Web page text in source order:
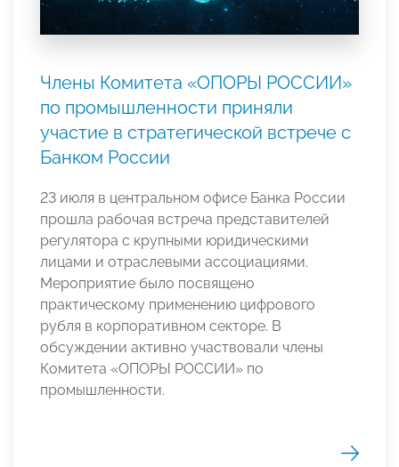
Члены Комитета «ОПОРЫ РОССИИ»
по промышленности приняли
участие в стратегической встрече с
Банком России
23 июля в центральном офисе Банка России
прошла рабочая встреча представителей
регулятора с крупными юридическими
лицами и отраслевыми ассоциациями.
Мероприятие было посвящено
практическому применению цифрового
рубля в корпоративном секторе. В
обсуждении активно участвовали члены
Комитета «ОПОРЫ РОССИИ» по
промышленности.